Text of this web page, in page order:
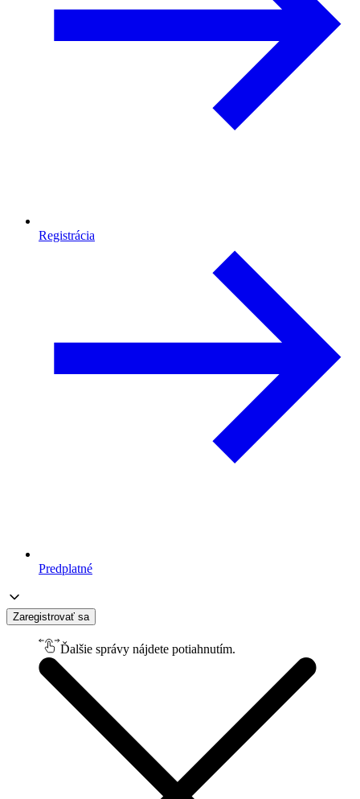
Registrácia
Predplatné
Zaregistrovať sa
Ďalšie správy nájdete potiahnutím.